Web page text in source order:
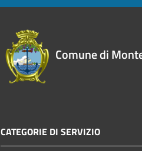
Comune di
CATEGORIE DI SERVIZIO